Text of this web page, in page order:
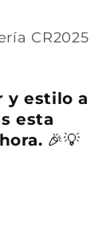
CR2025
y estilo a
esta
🎉💡